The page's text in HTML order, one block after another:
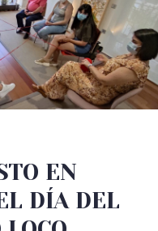
EN
DÍA DEL